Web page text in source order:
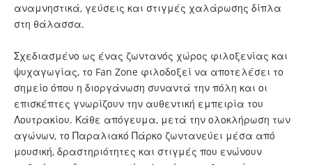
αναμνηστικά, γεύσεις και στιγμές χαλάρωσης δίπλα
στη θάλασσα.
Σχεδιασμένο ως ένας ζωντανός χώρος φιλοξενίας και
ψυχαγωγίας, το Fan Zone φιλοδοξεί να αποτελέσει το
σημείο όπου η διοργάνωση συναντά την πόλη και οι
επισκέπτες γνωρίζουν την αυθεντική εμπειρία του
Λουτρακίου. Κάθε απόγευμα, μετά την ολοκλήρωση των
αγώνων, το Παραλιακό Πάρκο ζωντανεύει μέσα από
μουσική, δραστηριότητες και στιγμές που ενώνουν